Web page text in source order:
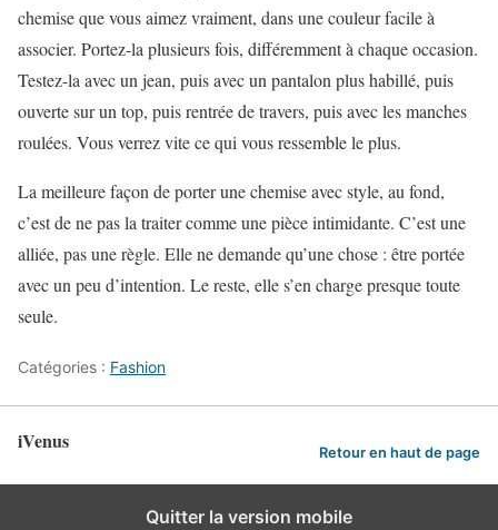
chemise que vous aimez vraiment, dans une couleur facile à
associer. Portez-la plusieurs fois, différemment à chaque occasion.
Testez-la avec un jean, puis avec un pantalon plus habillé, puis
ouverte sur un top, puis rentrée de travers, puis avec les manches
roulées. Vous verrez vite ce qui vous ressemble le plus.
La meilleure façon de porter une chemise avec style, au fond,
c’est de ne pas la traiter comme une pièce intimidante. C’est une
alliée, pas une règle. Elle ne demande qu’une chose : être portée
avec un peu d’intention. Le reste, elle s’en charge presque toute
seule.
Catégories : Fashion
iVenus Retour en haut de page
Quitter la version mobile